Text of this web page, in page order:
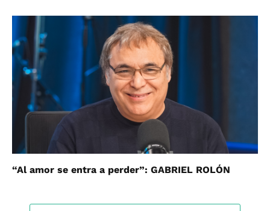
“Al amor se entra a perder”: GABRIEL ROLÓN